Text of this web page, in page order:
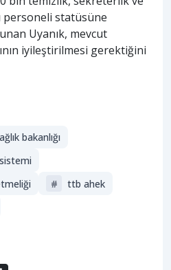
personeli statüsüne
Uyanık, mevcut
iyileştirilmesi gerektiğini
bakanliği
#
ttb ahek